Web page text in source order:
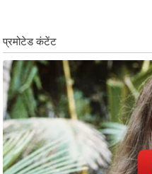
B
r
e
a
k
i
n